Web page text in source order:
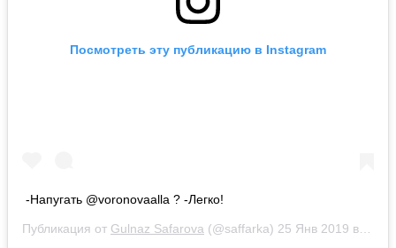
Посмотреть эту публикацию в Instagram
-Напугать @voronovaalla ? -Легко!
Публикация от Gulnaz Safarova (@saffarka) 25 Янв 2019 в 3:20 PST